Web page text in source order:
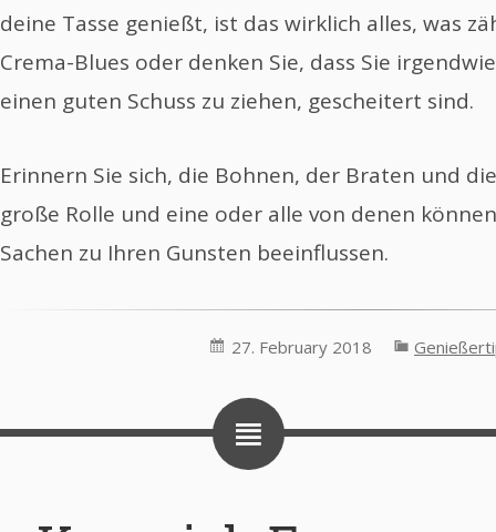
deine Tasse genießt, ist das wirklich alles, was
Crema-Blues oder denken Sie, dass Sie
einen guten Schuss zu ziehen, gescheitert sind.
Erinnern Sie sich, die Bohnen, der Braten und
große Rolle und eine oder alle von denen
Sachen zu Ihren Gunsten beeinflussen.
27. February 2018